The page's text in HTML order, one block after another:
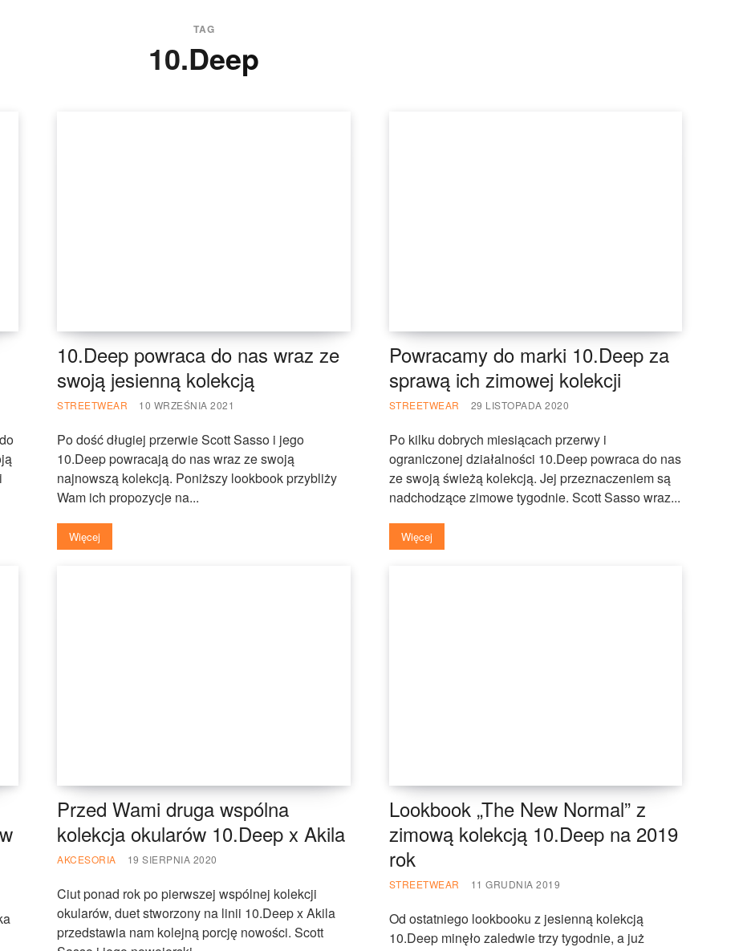
TAG
10.deep
10.Deep powraca do nas wraz ze
swoją jesienną kolekcją
STREETWEAR 10 WRZEŚNIA 2021
Po dość długiej przerwie Scott Sasso i jego
10.Deep powracają do nas wraz ze swoją
najnowszą kolekcją. Poniższy lookbook przybliży
Wam ich propozycje na...
Więcej
Powracamy do marki 10.Deep za
sprawą ich zimowej kolekcji
STREETWEAR 29 LISTOPADA 2020
Po kilku dobrych miesiącach przerwy i
ograniczonej działalności 10.Deep powraca do nas
ze swoją świeżą kolekcją. Jej przeznaczeniem są
nadchodzące zimowe tygodnie. Scott Sasso wraz...
Więcej
Przed Wami druga wspólna
kolekcja okularów 10.Deep x Akila
AKCESORIA 19 SIERPNIA 2020
Ciut ponad rok po pierwszej wspólnej kolekcji
okularów, duet stworzony na linii 10.Deep x Akila
przedstawia nam kolejną porcję nowości. Scott
Lookbook „The New Normal” z
zimową kolekcją 10.Deep na 2019
rok
STREETWEAR 11 GRUDNIA 2019
Od ostatniego lookbooku z jesienną kolekcją
10.Deep minęło zaledwie trzy tygodnie, a już